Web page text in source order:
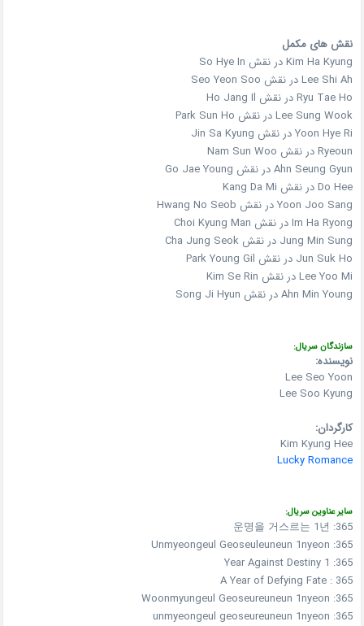
نقش های مکمل
Kim Ha Kyung در نقش So Hye In
Lee Shi Ah در نقش Seo Yeon Soo
Ryu Tae Ho در نقش Ho Jang Il
Lee Sung Wook در نقش Park Sun Ho
Yoon Hye Ri در نقش Jin Sa Kyung
Ryeoun در نقش Nam Sun Woo
Ahn Seung Gyun در نقش Go Jae Young
Do Hee در نقش Kang Da Mi
Yoon Joo Sang در نقش Hwang No Seob
Im Ha Ryong در نقش Choi Kyung Man
Jung Min Sung در نقش Cha Jung Seok
Jun Suk Ho در نقش Park Young Gil
Lee Yoo Mi در نقش Kim Se Rin
Ahn Min Young در نقش Song Ji Hyun
سازندگان سریال:
نویسنده:
Lee Seo Yoon
Lee Soo Kyung
کارگردان:
Kim Kyung Hee
Lucky Romance
سایر عناوین سریال:
365: 운명을 거스르는 1년
365: Unmyeongeul Geoseuleuneun 1nyeon
365: 1 Year Against Destiny
365 : A Year of Defying Fate
365: Woonmyungeul Geoseureuneun 1nyeon
365: unmyeongeul geoseureuneun 1nyeon